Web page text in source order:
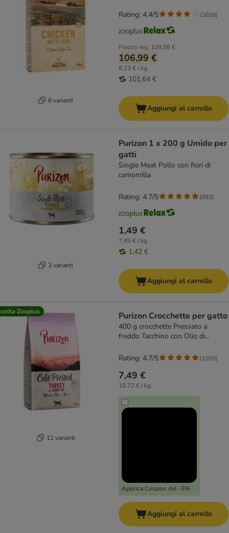
6 varianti
Prezzo reg. 109,98 €
106,99 €
8,23 € / kg
101,64 €
Rating: 4.4/5 (2658)
Aggiungi al carrello
3 varianti
Purizon 1 x 200 g Umido per
gatti
Single Meat Pollo con fiori di
camomilla
1,49 €
7,45 € / kg
1,42 €
Rating: 4.7/5 (993)
Aggiungi al carrello
Zooplus
11 varianti
Purizon Crocchette per gatto
400 g crocchette Pressato a
freddo Tacchino con Olio di
7,49 €
18,72 € / kg
Applica Coupon del -5%
Rating: 4.7/5 (1050)
Aggiungi al carrello